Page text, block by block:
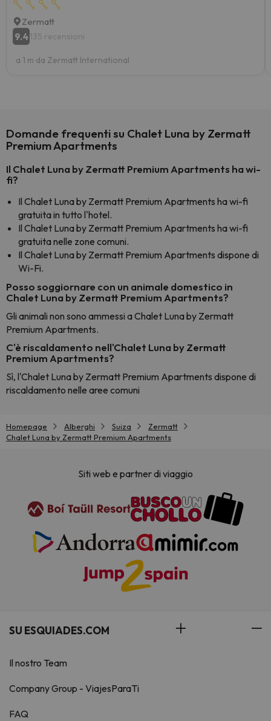
Zermatt
9.4135 recensioni
a 1 m da Zermatt International
Domande frequenti su Chalet Luna by Zermatt
Premium Apartments
Il Chalet Luna by Zermatt Premium Apartments ha wi-
fi?
Il Chalet Luna by Zermatt Premium Apartments ha wi-fi
gratuita in tutto l'hotel.
Il Chalet Luna by Zermatt Premium Apartments ha wi-fi
gratuita nelle zone comuni.
Il Chalet Luna by Zermatt Premium Apartments dispone di
Wi-Fi.
Posso soggiornare con un animale domestico in
Chalet Luna by Zermatt Premium Apartments?
Gli animali non sono ammessi a Chalet Luna by Zermatt
Premium Apartments.
C'è riscaldamento nell'Chalet Luna by Zermatt
Premium Apartments?
Sì, l'Chalet Luna by Zermatt Premium Apartments dispone di
riscaldamento nelle aree comuni
Homepage Alberghi Suiza
Zermatt
Chalet Luna by Zermatt Premium Apartments
Siti web e partner di viaggio
SU ESQUIADES.COM
Il nostro Team
Company Group - ViajesParaTi
FAQ